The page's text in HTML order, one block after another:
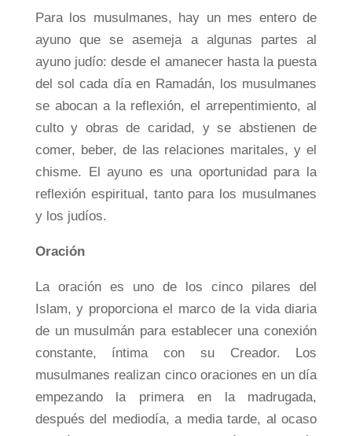
Para los musulmanes, hay un mes entero de
ayuno que se asemeja a algunas partes al
ayuno judío: desde el amanecer hasta la puesta
del sol cada día en Ramadán, los musulmanes
se abocan a la reflexión, el arrepentimiento, al
culto y obras de caridad, y se abstienen de
comer, beber, de las relaciones maritales, y el
chisme. El ayuno es una oportunidad para la
reflexión espiritual, tanto para los musulmanes
y los judíos.
Oración
La oración es uno de los cinco pilares del
Islam, y proporciona el marco de la vida diaria
de un musulmán para establecer una conexión
constante, íntima con su Creador. Los
musulmanes realizan cinco oraciones en un día
empezando la primera en la madrugada,
después del mediodía, a media tarde, al ocaso